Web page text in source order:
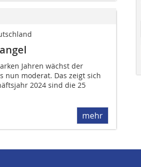
Jahren wächst der
nun moderat. Das zeigt sich
2024 sind die 25
mehr